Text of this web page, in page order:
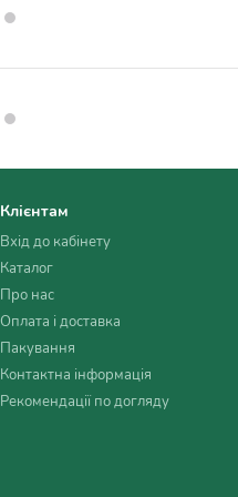
Клієнтам
Вхід до кабінету
Каталог
Про нас
Оплата і доставка
Пакування
Контактна інформація
Рекомендації по догляду